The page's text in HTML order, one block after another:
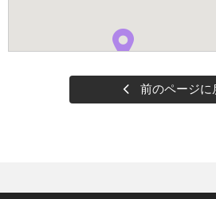
前のページに